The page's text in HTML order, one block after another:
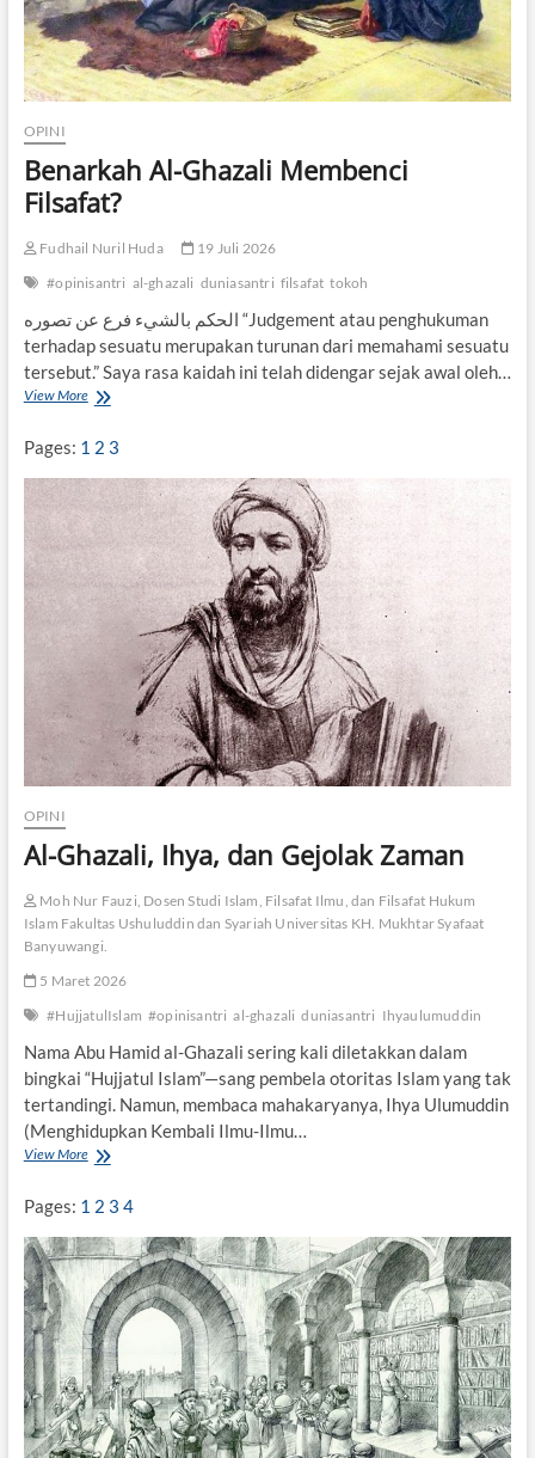
OPINI
Benarkah Al-Ghazali Membenci
Filsafat?
Fudhail Nuril Huda
19 Juli 2026
#opinisantri al-ghazali duniasantri filsafat tokoh
الحكم بالشيء فرع عن تصوره “Judgement atau penghukuman
terhadap sesuatu merupakan turunan dari memahami sesuatu
tersebut.” Saya rasa kaidah ini telah didengar sejak awal oleh…
View MoreB
a
r
a
h
A
a
l
M
b
e
c
i
F
i
s
f
a
t
?
Pages: 1 2 3
OPINI
Al-Ghazali, Ihya, dan Gejolak Zaman
Moh Nur Fauzi, Dosen Studi Islam, Filsafat Ilmu, dan Filsafat Hukum
Islam Fakultas Ushuluddin dan Syariah Universitas KH. Mukhtar Syafaat
Banyuwangi.
5 Maret 2026
#HujjatulIslam #opinisantri al-ghazali duniasantri Ihyaulumuddin
Nama Abu Hamid al-Ghazali sering kali diletakkan dalam
bingkai “Hujjatul Islam”—sang pembela otoritas Islam yang tak
tertandingi. Namun, membaca mahakaryanya, Ihya Ulumuddin
(Menghidupkan Kembali Ilmu-Ilmu…
View MoreA
G
h
a
a
l
i
,
I
h
y
Pages: 1 2 3 4